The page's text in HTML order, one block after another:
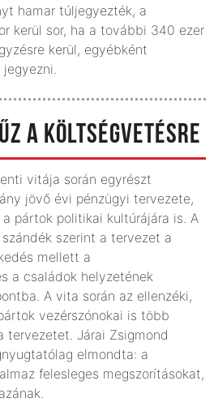
hamar túljegyezték, a
kerül sor, ha a további 340 ezer
kerül, egyébként
A KÖLTSÉGVETÉSRE
vitája során egyrészt
jövő évi pénzügyi tervezete,
pártok politikai kultúrájára is. A
szerint a tervezet a
mellett a
a családok helyzetének
A vita során az ellenzéki,
vezérszónokai is több
tervezetet. Járai Zsigmond
elmondta: a
felesleges megszorításokat,